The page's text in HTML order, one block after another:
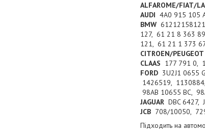
ALFAROME/FIAT/
AUDI 4A0 915 105
BMW
127, 61 21 8 363
121, 61 21 1 373
CITROEN/PEUGEOT
CLAAS 177 791 0,
FORD 3U2J1 0655
1426519,
98AB 10655 BC,
JAGUAR DBC 6427,
JCB 708/10050,
Підходить на